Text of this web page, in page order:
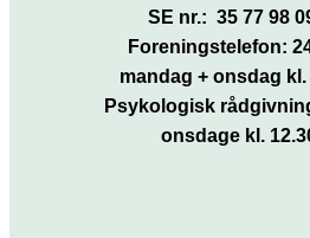
SE nr.: 35 77
Foreningstelefon:
mandag + onsdag kl.
Psykologisk
onsdage kl.